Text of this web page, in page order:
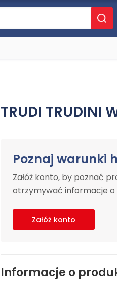
TRUDI TRUDINI
Poznaj warunki
Załóż konto, by poznać
otrzymywać informacje
Załóż konto
Informacje o